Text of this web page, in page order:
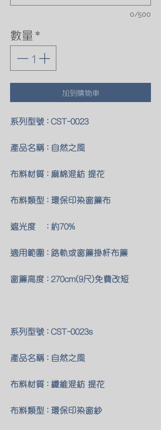
0/500
數量 *
加到購物車
系列型號 : CST-0023
產品名稱 : 自然之風
布料材質 : 麻棉混紡 提花
布料類型 : 環保印染窗簾布
遮光度 : 約70%
適用範圍 : 路軌或窗簾掛杆布簾
窗簾高度 : 270cm(9尺)免費改短
系列型號 : CST-0023s
產品名稱 : 自然之風
布料材質 : 纖維混紡 提花
布料類型 : 環保印染窗紗